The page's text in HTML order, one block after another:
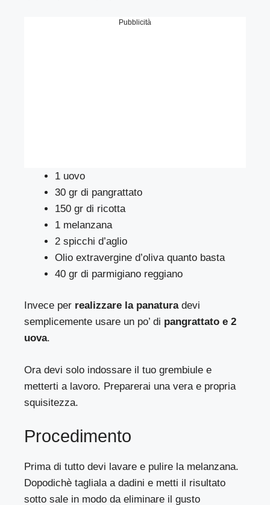
Pubblicità
1 uovo
30 gr di pangrattato
150 gr di ricotta
1 melanzana
2 spicchi d’aglio
Olio extravergine d’oliva quanto basta
40 gr di parmigiano reggiano
Invece per realizzare la panaturadevi
semplicemente usare un po’ di pangrattato e 2
uova.
Ora devi solo indossare il tuo grembiule e
metterti a lavoro. Preparerai una vera e propria
squisitezza.
Procedimento
Prima di tutto devi lavare e pulire la melanzana.
Dopodichè tagliala a dadini e metti il risultato
sotto sale in modo da eliminare il gusto